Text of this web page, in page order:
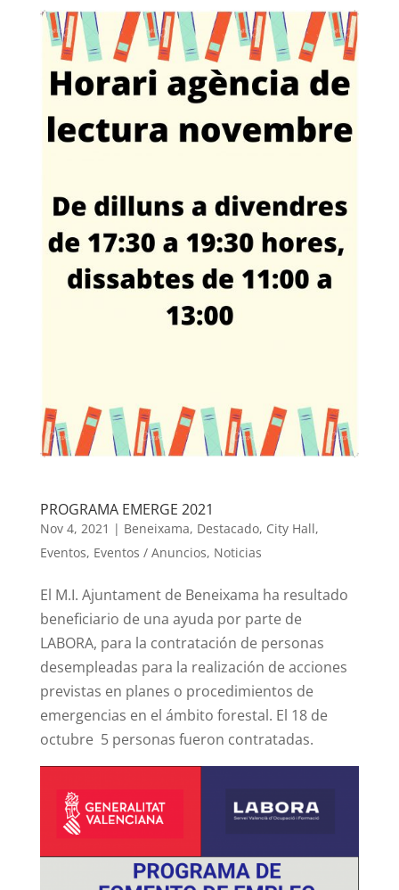
PROGRAMA EMERGE 2021
Nov 4, 2021 | Beneixama, Destacado, City Hall,
Eventos, Eventos / Anuncios, Noticias
El M.I. Ajuntament de Beneixama ha resultado
beneficiario de una ayuda por parte de
LABORA, para la contratación de personas
desempleadas para la realización de acciones
previstas en planes o procedimientos de
emergencias en el ámbito forestal. El 18 de
octubre 5 personas fueron contratadas.